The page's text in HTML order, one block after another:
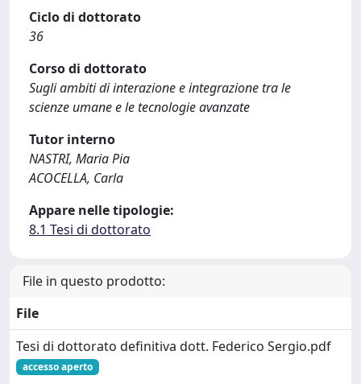
Ciclo di dottorato
36
Corso di dottorato
Sugli ambiti di interazione e integrazione tra le
scienze umane e le tecnologie avanzate
Tutor interno
NASTRI, Maria Pia
ACOCELLA, Carla
Appare nelle tipologie:
8.1 Tesi di dottorato
File in questo prodotto:
File
Tesi di dottorato definitiva dott. Federico Sergio.pdf
accesso aperto